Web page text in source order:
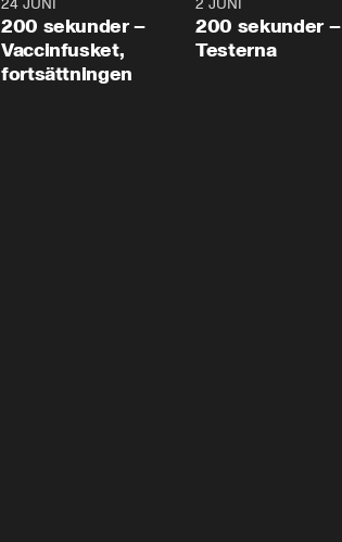
200 sekunder –
Vaccinfusket,
fortsättningen
200 sekunder –
Testerna